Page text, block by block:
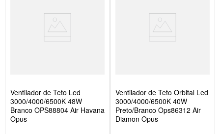
Ventilador de Teto Led
3000/4000/6500K 48W
Branco OPS88804 Air Havana
Opus
Ventilador de Teto Orbital Led
3000/4000/6500K 40W
Preto/Branco Ops86312 Air
Diamon Opus